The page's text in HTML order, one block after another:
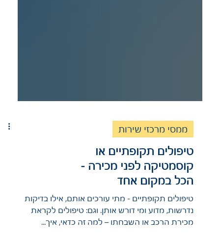
ממסי מרכזי שירות
טיפולים תקופתיים או
קוסמטיקה לפני מכירה -